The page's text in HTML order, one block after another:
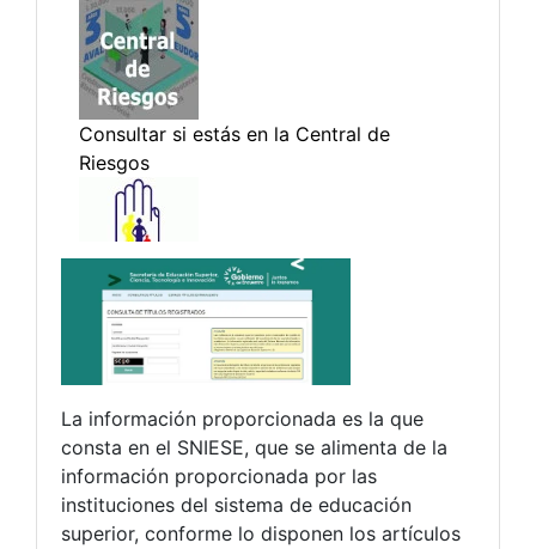
La información proporcionada es la que
consta en el SNIESE, que se alimenta de la
información proporcionada por las
instituciones del sistema de educación
superior, conforme lo disponen los artículos